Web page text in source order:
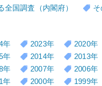
国調査（内閣府）
年 2023年
2020年
年 2014年
2013年
年 2007年
2006年
年 2000年 1999年